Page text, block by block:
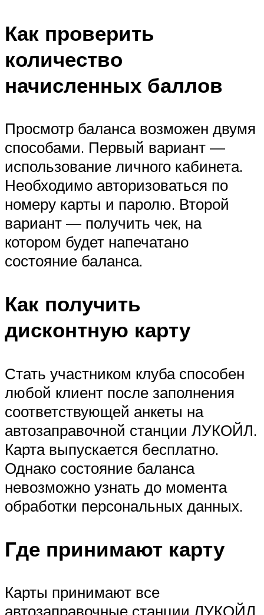
Как проверить
количество
начисленных баллов
Просмотр баланса возможен двумя
способами. Первый вариант —
использование личного кабинета.
Необходимо авторизоваться по
номеру карты и паролю. Второй
вариант — получить чек, на
котором будет напечатано
состояние баланса.
Как получить
дисконтную карту
Стать участником клуба способен
любой клиент после заполнения
соответствующей анкеты на
автозаправочной станции ЛУКОЙЛ.
Карта выпускается бесплатно.
Однако состояние баланса
невозможно узнать до момента
обработки персональных данных.
Где принимают карту
Карты принимают все
автозаправочные станции ЛУКОЙЛ